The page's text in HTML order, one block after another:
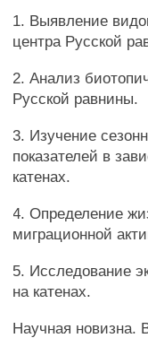
1. Выявление
центра Русской
2. Анализ
Русской равнины.
3. Изучение
показателей в
катенах.
4. Определение
миграционной
5. Исследование
на катенах.
Научная новизна.